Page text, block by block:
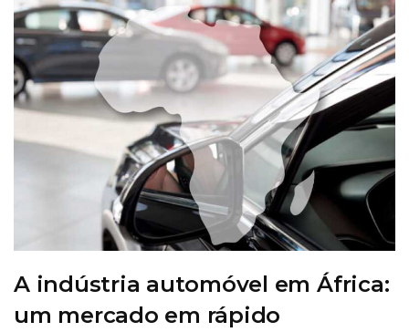
A indústria automóvel em África:
um mercado em rápido